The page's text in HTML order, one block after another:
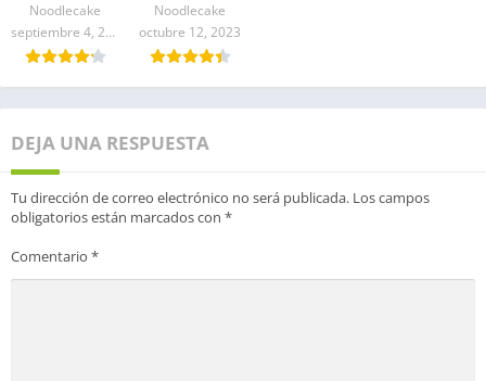
Noodlecake
septiembre 4, 2024
Noodlecake
octubre 12, 2023
DEJA UNA RESPUESTA
Tu dirección de correo electrónico no será publicada. Los campos
obligatorios están marcados con *
Comentario *